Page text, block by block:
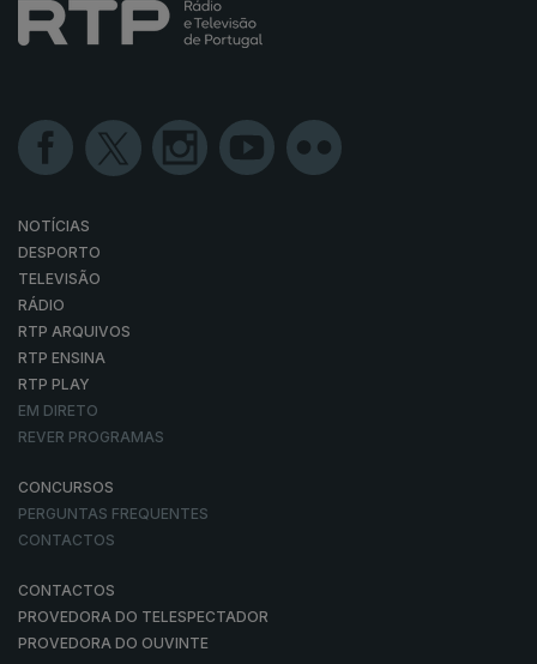
NOTÍCIAS
DESPORTO
TELEVISÃO
RÁDIO
RTP ARQUIVOS
RTP ENSINA
RTP PLAY
EM DIRETO
REVER PROGRAMAS
CONCURSOS
PERGUNTAS FREQUENTES
CONTACTOS
CONTACTOS
PROVEDORA DO TELESPECTADOR
PROVEDORA DO OUVINTE